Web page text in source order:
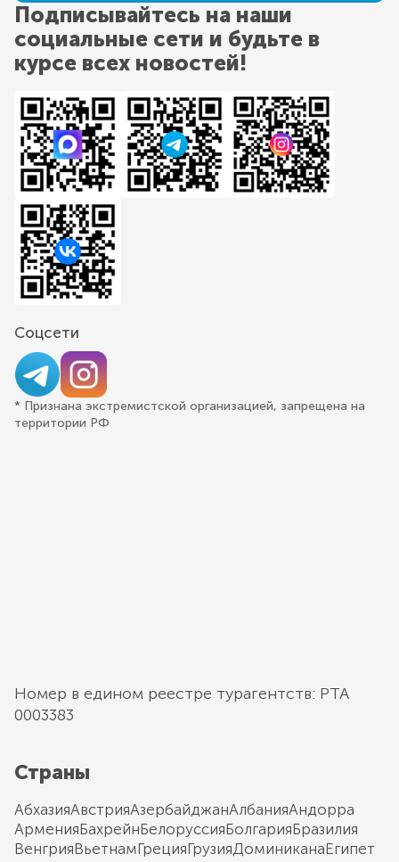
Подписывайтесь на наши
социальные сети и будьте в
курсе всех новостей!
Соцсети
* Признана экстремистской организацией, запрещена на
территории РФ
Номер в едином реестре турагентств: РТА
0003383
Страны
АбхазияАвстрияАзербайджанАлбанияАндорра
АрменияБахрейнБелоруссияБолгарияБразилия
ВенгрияВьетнамГрецияГрузияДоминиканаЕгипет